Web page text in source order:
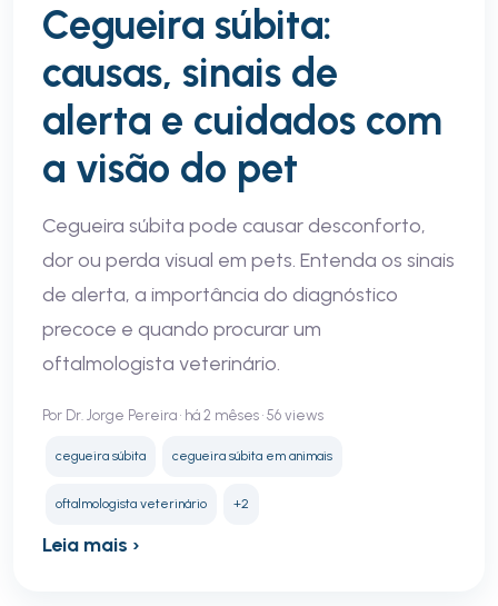
Cegueira súbita:
causas, sinais de
alerta e cuidados com
a visão do pet
Cegueira súbita pode causar desconforto,
dor ou perda visual em pets. Entenda os sinais
de alerta, a importância do diagnóstico
precoce e quando procurar um
oftalmologista veterinário.
Por Dr. Jorge Pereira • há 2 mêses • 56 views
cegueira súbita cegueira súbita em animais
oftalmologista veterinário +2
Leia mais ›